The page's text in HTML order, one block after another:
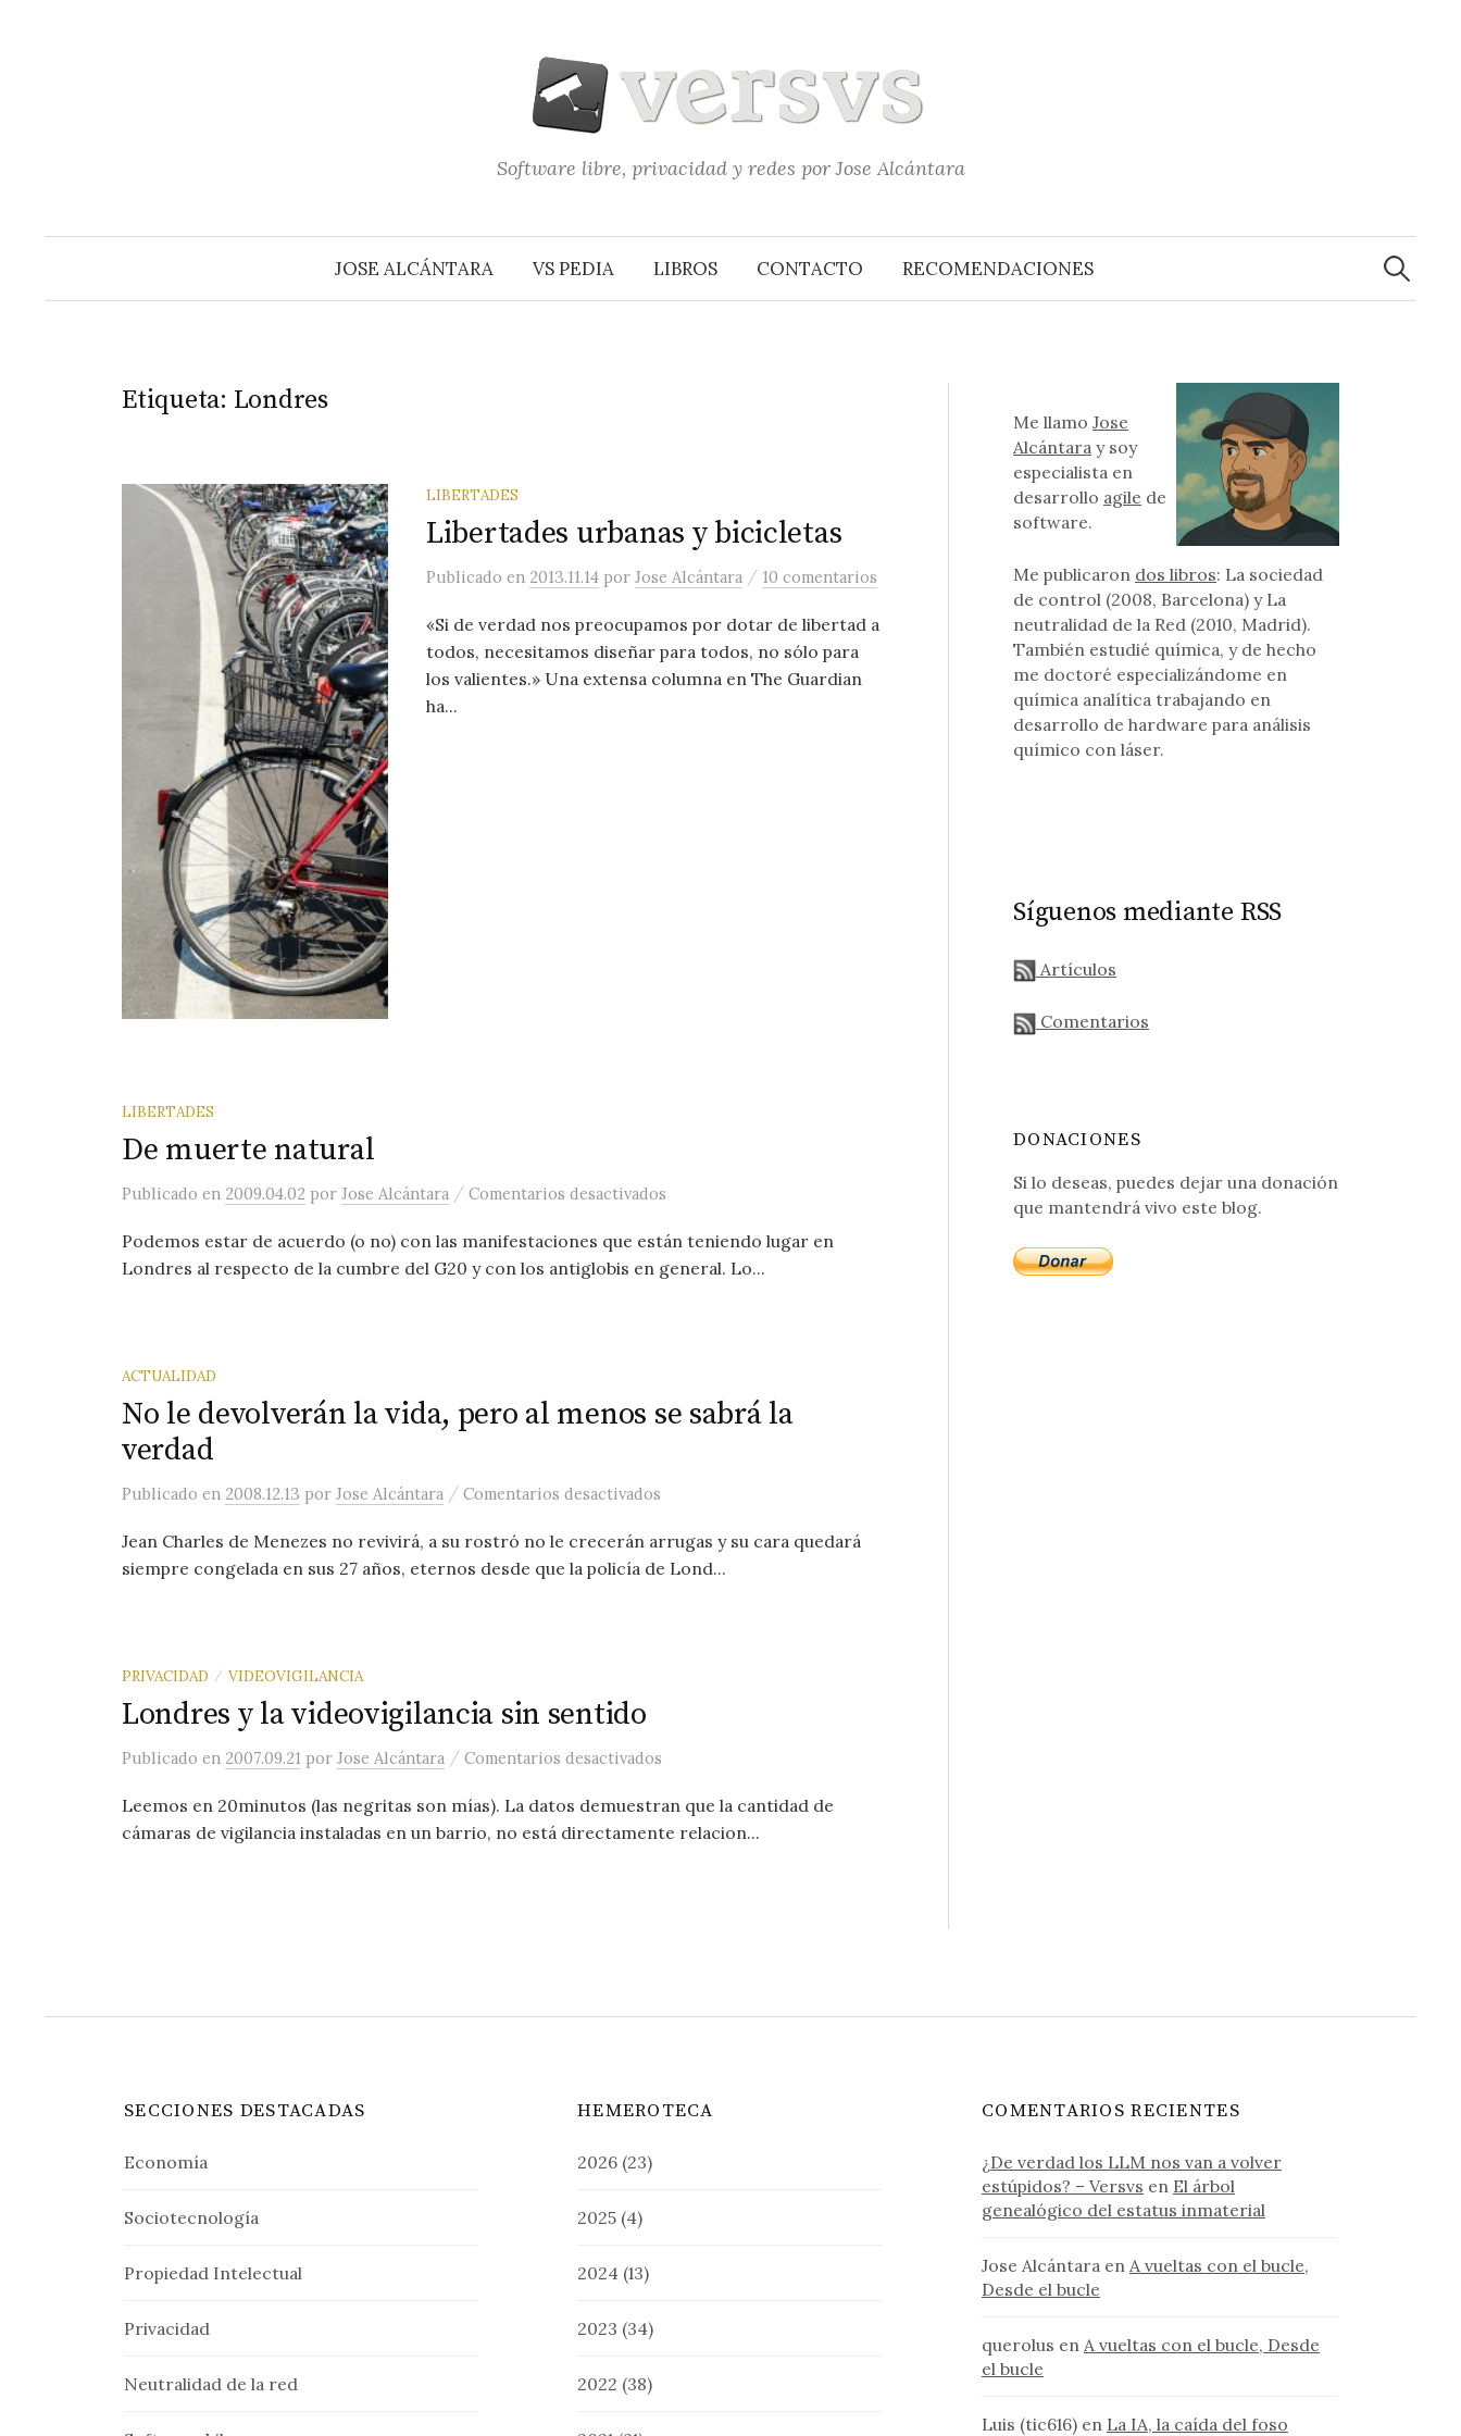
Software libre, privacidad y redes por Jose Alcántara
JOSE ALCÁNTARA VS PEDIA LIBROS CONTACTO RECOMENDACIONES
Buscar:
Etiqueta: Londres
LIBERTADES
Libertades urbanas y bicicletas
Publicado en 2013.11.14 por Jose Alcántara / 10 comentarios
«Si de verdad nos preocupamos por dotar de libertad a
todos, necesitamos diseñar para todos, no sólo para
los valientes.» Una extensa columna en The Guardian
ha...
LIBERTADES
De muerte natural
Publicado en 2009.04.02 por Jose Alcántara / Comentarios desactivados
Podemos estar de acuerdo (o no) con las manifestaciones que están teniendo lugar en
Londres al respecto de la cumbre del G20 y con los antiglobis en general. Lo...
ACTUALIDAD
No le devolverán la vida, pero al menos se sabrá la
verdad
Publicado en 2008.12.13 por Jose Alcántara / Comentarios desactivados
Jean Charles de Menezes no revivirá, a su rostró no le crecerán arrugas y su cara quedará
siempre congelada en sus 27 años, eternos desde que la policía de Lond...
PRIVACIDAD / VIDEOVIGILANCIA
Londres y la videovigilancia sin sentido
Publicado en 2007.09.21 por Jose Alcántara / Comentarios desactivados
Leemos en 20minutos (las negritas son mías). La datos demuestran que la cantidad de
cámaras de vigilancia instaladas en un barrio, no está directamente relacion...
Me llamoJose
Alcántara y soy
especialista en
desarrollo agile de
software.
Me publicaron dos libros: La sociedad
de control (2008, Barcelona) y La
neutralidad de la Red (2010, Madrid).
También estudié química, y de hecho
me doctoré especializándome en
química analítica trabajando en
desarrollo de hardware para análisis
químico con láser.
Síguenos mediante RSS
Artículos
Comentarios
DONACIONES
Si lo deseas, puedes dejar una donación
que mantendrá vivo este blog.
SECCIONES DESTACADAS
Economía
Sociotecnología
Propiedad Intelectual
Privacidad
Neutralidad de la red
HEMEROTECA
2026 (23)
2025 (4)
2024 (13)
2023 (34)
2022 (38)
COMENTARIOS RECIENTES
¿De verdad los LLM nos van a volver
estúpidos? – Versvs en El árbol
genealógico del estatus inmaterial
Jose Alcántara en A vueltas con el bucle,
Desde el bucle
querolus en A vueltas con el bucle, Desde
el bucle
Luis (tic616) en La IA, la caída del foso